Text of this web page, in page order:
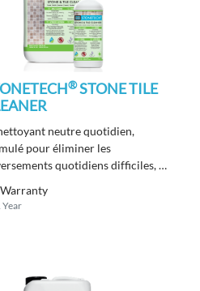
®STONE TILE
neutre quotidien,
pour éliminer les
quotidiens difficiles, la
le carrelage, la maçonnerie
Warranty
Year